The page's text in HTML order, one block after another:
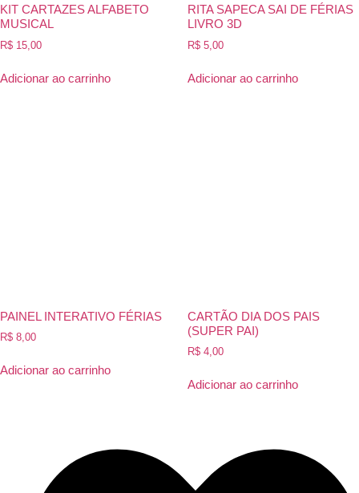
KIT CARTAZES ALFABETO
MUSICAL
R$ 15,00
Adicionar ao carrinho
RITA SAPECA SAI DE FÉRIAS
LIVRO 3D
R$ 5,00
Adicionar ao carrinho
PAINEL INTERATIVO FÉRIAS
R$ 8,00
Adicionar ao carrinho
CARTÃO DIA DOS PAIS
(SUPER PAI)
R$ 4,00
Adicionar ao carrinho